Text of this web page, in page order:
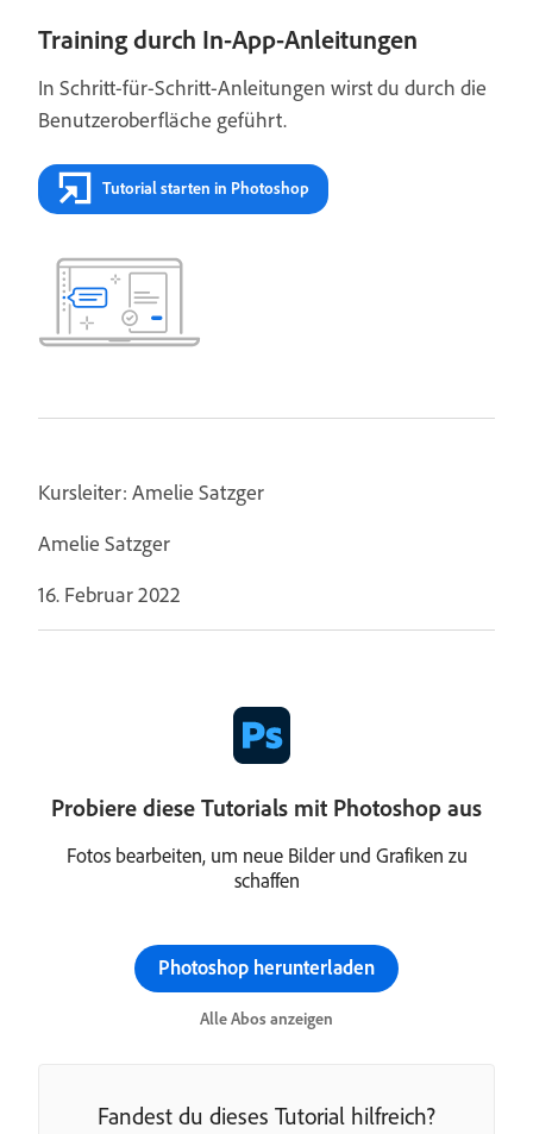
Training durch In-App-Anleitungen
In Schritt-für-Schritt-Anleitungen wirst du durch die
Benutzeroberfläche geführt.
Tutorial starten in Photoshop
Kursleiter: Amelie Satzger
Amelie Satzger
16. Februar 2022
Probiere diese Tutorials mit Photoshop aus
Fotos bearbeiten, um neue Bilder und Grafiken zu
schaffen
Photoshop herunterladen
Alle Abos anzeigen
Fandest du dieses Tutorial hilfreich?